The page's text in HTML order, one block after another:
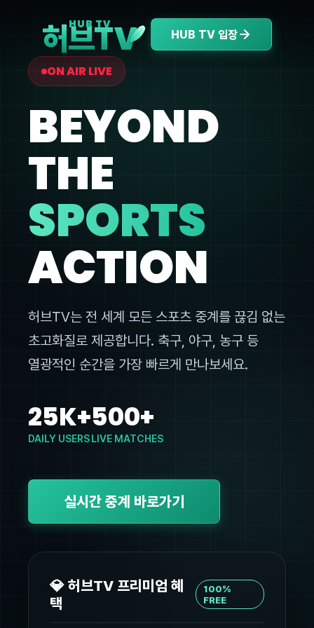
HUB TV
허브TV HUB TV 입장
ON AIR LIVE
BEYOND
THE
SPORTS
ACTION
허브TV는 전 세계 모든 스포츠 중계를 끊김 없는
초고화질로 제공합니다. 축구, 야구, 농구 등
열광적인 순간을 가장 빠르게 만나보세요.
25K+
DAILY USERS
500+
LIVE MATCHES
실시간 중계 바로가기
💎 허브TV 프리미엄 혜
택
100%
FREE